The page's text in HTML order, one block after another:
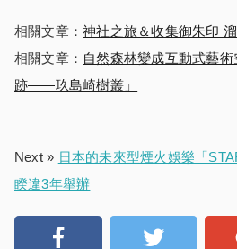
相關文章：神社之旅＆收集御朱印
相關文章： 自然森林變成互動式藝
跡——玖島崎樹叢」
Next » 日本的未來型煙火娛樂「
睽違3年舉辦